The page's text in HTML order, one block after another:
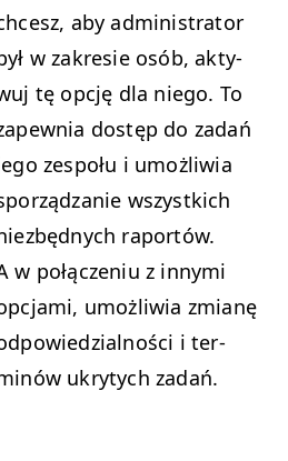
aby admin­is­tra­tor
w zakre­sie osób, akty­
tę opcję dla niego. To
dostęp do zadań
zespołu i umożli­wia
wszys­t­kich
raportów.
w połącze­niu z inny­mi
umożli­wia zmi­anę
i ter­
ukry­tych zadań.